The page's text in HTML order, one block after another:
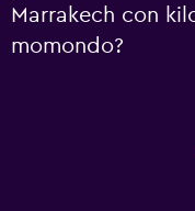
Marrakech con
momondo?